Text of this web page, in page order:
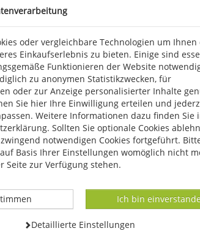
sind kompakt (DIN-lang-Format) und
Arten. Und sie sind preiswert und
möchten! Alle Karten sind drucklackiert,
kontakt@quelle-meyer.de
oder vergleichbare Technologien um Ihnen
Einkaufserlebnis zu bieten. Einige sind
Funktionieren der Website
zu anonymen Statistikzwecken, für
oder zur Anzeige personalisierter Inhalte
Sie hier Ihre Einwilligung erteilen und
Weitere Informationen dazu finden Sie
Sollten Sie optionale Cookies
notwendigen Cookies fortgeführt.
Basis Ihrer Einstellungen womöglich nicht
Seite zur Verfügung stehen.
Datenverarbeitung -
Ich bin
-
Datenverarbeitung -
Detaillierte Einstellungen